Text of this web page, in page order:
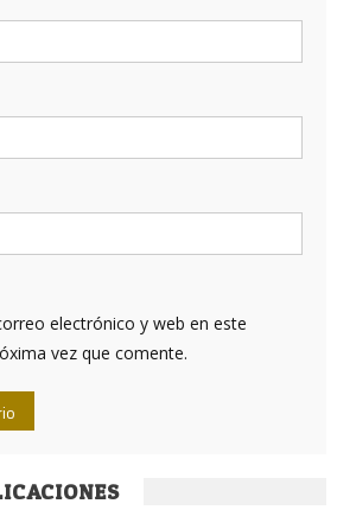
electrónico y web en este
vez que comente.